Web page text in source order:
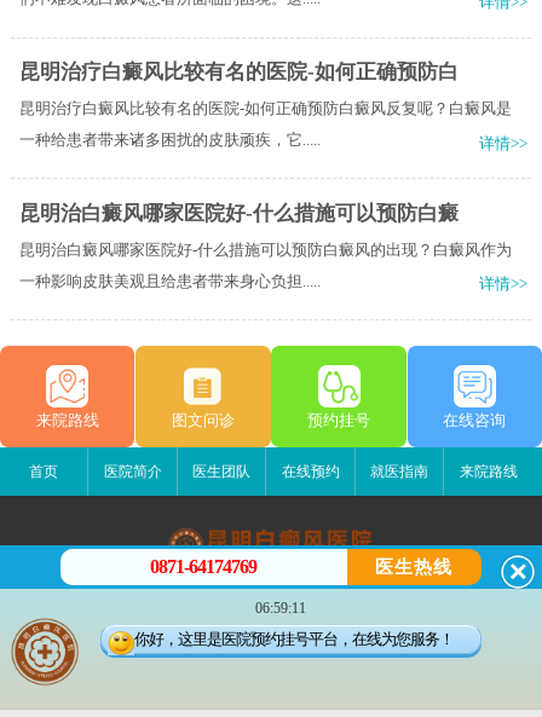
昆明治疗白癜风比较有名的医院-如何正确预防白
昆明治疗白癜风比较有名的医院-如何正确预防白癜风反复呢？白癜风是
一种给患者带来诸多困扰的皮肤顽疾，它.....
详情>>
昆明治白癜风哪家医院好-什么措施可以预防白癜
昆明治白癜风哪家医院好-什么措施可以预防白癜风的出现？白癜风作为
一种影响皮肤美观且给患者带来身心负担.....
详情>>
来院路线 图文问诊 预约挂号 在线咨询
首页 医院简介 医生团队 在线预约 就医指南 来院路线
昆明白癜风医院
昆明市五华区护国路2号
版权所有：昆明白癜风医院
滇公安备 53010202000563号
0871-64174769 医生热线
06:59:11
你好，这里是医院预约挂号平台，在线为您服务！